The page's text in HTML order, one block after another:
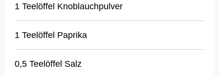
1 Teelöffel Knoblauchpulver
1 Teelöffel Paprika
0,5 Teelöffel Salz